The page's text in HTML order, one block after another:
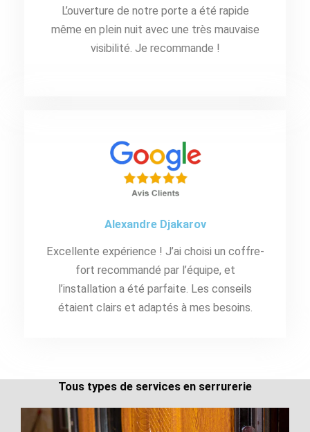
L’ouverture de notre porte a été rapide
même en plein nuit avec une très mauvaise
visibilité. Je recommande !
Alexandre Djakarov
Excellente expérience ! J’ai choisi un coffre-
fort recommandé par l’équipe, et
l’installation a été parfaite. Les conseils
étaient clairs et adaptés à mes besoins.
Tous types de services en serrurerie